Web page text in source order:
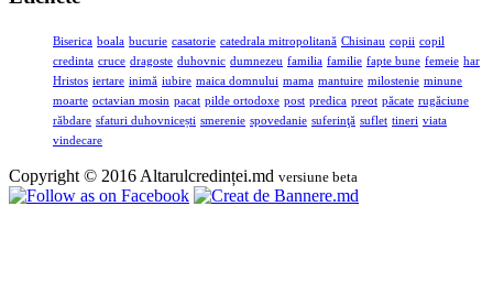
Biserica boala bucurie casatorie catedrala mitropolitană Chisinau copii copil
credinta cruce dragoste duhovnic dumnezeu familia familie fapte bune femeie har
Hristos iertare inimă iubire maica domnului mama mantuire milostenie minune
moarte octavian mosin pacat pilde ortodoxe post predica preot păcate rugăciune
răbdare sfaturi duhovnicești smerenie spovedanie suferinţă suflet tineri viata
vindecare
Copyright © 2016 Altarulcredinței.md versiune beta